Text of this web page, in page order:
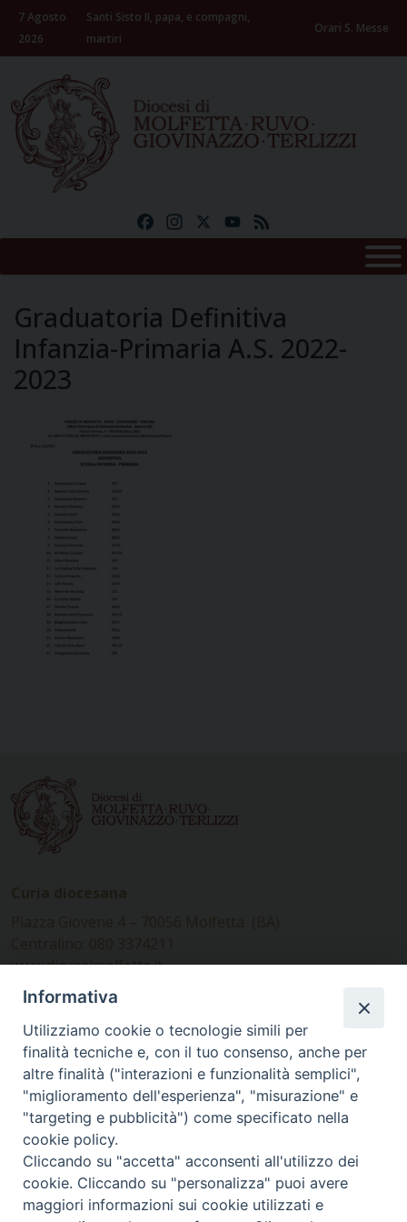
Skip
content
7 Agosto
2026
Santi Sisto II, papa, e compagni,
martiri
Orari S. Messe
FacebookInstagramYouTube
Graduatoria Definitiva
Infanzia-Primaria A.S. 2022-
2023
www.diocesimolfetta.it –
diocesimolfetta@pec.chiesacattolica.it
Ufficio Comunicazioni sociali
Piazza Giovene 4 – 70056 Molfetta (BA)
comunicazionisociali@diocesimolfetta.it
SEGUICI SU
Facebook
Instagram
X YouTube
Feed
Informativa
Utilizziamo cookie o tecnologie simili per
finalità tecniche e, con il tuo consenso, anche per
altre finalità ("interazioni e funzionalità semplici",
"miglioramento dell'esperienza", "misurazione" e
"targeting e pubblicità") come specificato nella
cookie policy.
Cliccando su "accetta" acconsenti all'utilizzo dei
cookie. Cliccando su "personalizza" puoi avere
maggiori informazioni sui cookie utilizzati e